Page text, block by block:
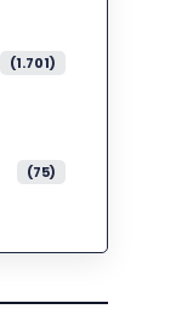
(1.701)
(75)